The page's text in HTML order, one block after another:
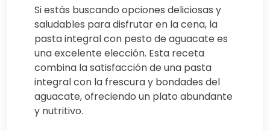
Si estás buscando opciones deliciosas y
saludables para disfrutar en la cena, la
pasta integral con pesto de aguacate es
una excelente elección. Esta receta
combina la satisfacción de una pasta
integral con la frescura y bondades del
aguacate, ofreciendo un plato abundante
y nutritivo.